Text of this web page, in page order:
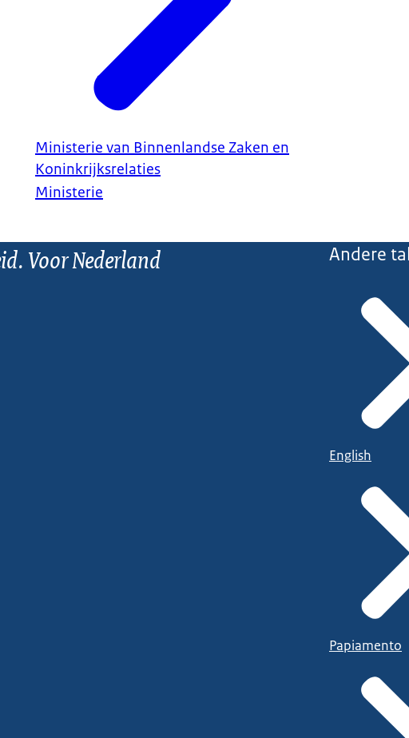
Ministerie van Binnenlandse Zaken en
Koninkrijksrelaties
Ministerie
Voor Nederland Andere
English
Papiamento